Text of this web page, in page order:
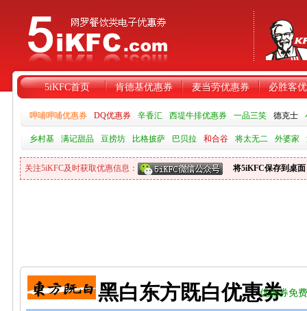
5iKFC首页 肯德基优惠券 麦当劳优惠券 必胜客
呷哺呷哺优惠券 DQ优惠券 辛香汇 西堤牛排优惠券 一品三笑 德克士
乡村基 满记甜品 豆捞坊 比格披萨 巴贝拉 和合谷 将太无二 外婆家
关注5iKFC及时获取优惠信息： 将5iKFC保存到桌面
黑白东方既白优惠券
优惠券免